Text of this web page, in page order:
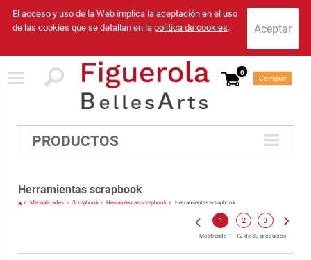
El acceso y uso de la Web implica la aceptación en el uso
de las cookies que se detallan en la politica de cookies.
0
Comprar
PRODUCTOS
Herramientas scrapbook
Manualidades Scrapbook Herramientas scrapbook Herramientas scrapbook
Mostrando 1 - 12 de 33 productos
1 2 3